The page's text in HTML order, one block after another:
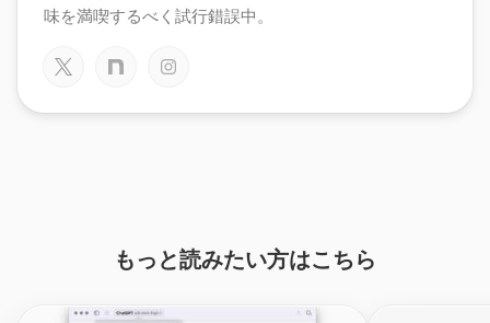
味を満喫するべく試行錯誤中。
もっと読みたい方はこちら